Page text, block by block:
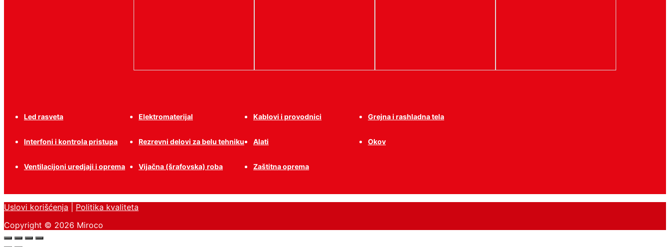
Led rasveta Elektromaterijal Kablovi i provodnici Grejna i rashladna tela
Interfoni i kontrola pristupa Rezrevni delovi za belu tehniku Alati Okov
Ventilacijoni uredjaji i oprema Vijačna (šrafovska) roba Zaštitna oprema
Uslovi korišćenja
Politika kvaliteta
Copyright © 2026 Miroco